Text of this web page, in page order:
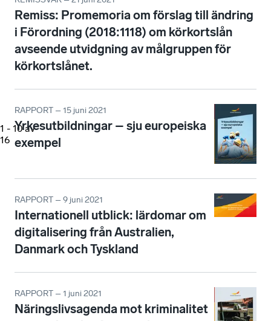
1 - 10 av
16
Remiss: Promemoria om förslag till ändring
i Förordning (2018:1118) om körkortslån
avseende utvidgning av målgruppen för
körkortslånet.
RAPPORT – 15 juni 2021
Yrkesutbildningar – sju europeiska
exempel
RAPPORT – 9 juni 2021
Internationell utblick: lärdomar om
digitalisering från Australien,
Danmark och Tyskland
RAPPORT – 1 juni 2021
Näringslivsagenda mot kriminalitet